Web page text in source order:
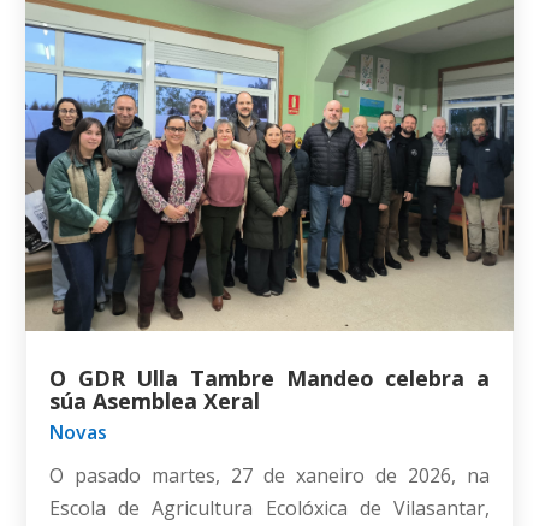
O GDR Ulla Tambre Mandeo celebra a
súa Asemblea Xeral
Novas
O pasado martes, 27 de xaneiro de 2026, na
Escola de Agricultura Ecolóxica de Vilasantar,